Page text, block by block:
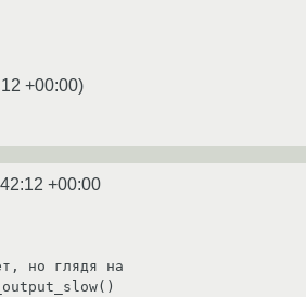
+00:00)
+00:00
но глядя на